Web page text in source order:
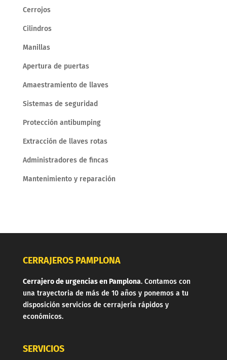
Cerrojos
Cilindros
Manillas
Apertura de puertas
Amaestramiento de llaves
Sistemas de seguridad
Protección antibumping
Extracción de llaves rotas
Administradores de fincas
Mantenimiento y reparación
CERRAJEROS PAMPLONA
Cerrajero de urgencias en Pamplona. Contamos con
una trayectoria de más de 10 años y ponemos a tu
disposición servicios de cerrajería rápidos y
económicos.
SERVICIOS